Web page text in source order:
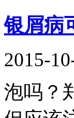
银屑病
2015-
泡吗？